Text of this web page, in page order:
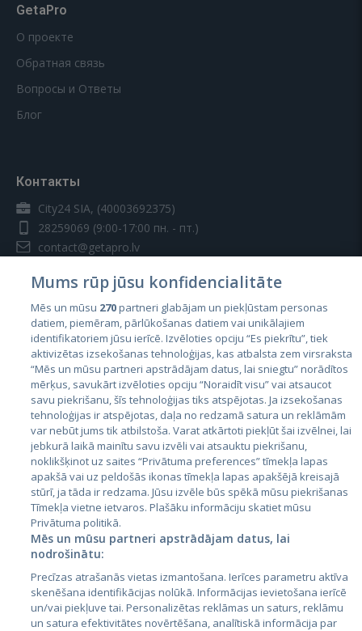
GetaPro
О проекте
Обратная связь
Вопросы и Ответы
Блог
Контакты
City24 SIA, (40003692375)
28259069 (9:00-17:00 пн. - пт.)
contact@getapro.lv
Страны
Эстония
Латвия
Литва
City24.lv
City24.ee
GetaPro.lv
CVbankas.lt
Kainos.lt
Paslaugos.lt
Mums rūp jūsu konfidencialitāte
Mēs un mūsu 270partneri glabājam un piekļūstam personas
datiem, piemēram, pārlūkošanas datiem vai unikālajiem
identifikatoriem jūsu ierīcē. Izvēloties opciju “Es piekrītu”, tiek
aktivizētas izsekošanas tehnoloģijas, kas atbalsta zem virsraksta
“Mēs un mūsu partneri apstrādājam datus, lai sniegtu” norādītos
mērķus, savukārt izvēloties opciju “Noraidīt visu” vai atsaucot
savu piekrišanu, šīs tehnoloģijas tiks atspējotas. Ja izsekošanas
tehnoloģijas ir atspējotas, daļa no redzamā satura un reklāmām
var nebūt jums tik atbilstoša. Varat atkārtoti piekļūt šai izvēlnei, lai
jebkurā laikā mainītu savu izvēli vai atsauktu piekrišanu,
noklikšķinot uz saites “Privātuma preferences” tīmekļa lapas
apakšā vai uz peldošās ikonas tīmekļa lapas apakšējā kreisajā
stūrī, ja tāda ir redzama. Jūsu izvēle būs spēkā mūsu piekrišanas
Tīmekļa vietne ietvaros. Plašāku informāciju skatiet mūsu
Privātuma politikā.
Mēs un mūsu partneri apstrādājam datus, lai
nodrošinātu:
Precīzas atrašanās vietas izmantošana. Ierīces parametru aktīva
skenēšana identifikācijas nolūkā. Informācijas ievietošana ierīcē
un/vai piekļuve tai. Personalizētas reklāmas un saturs, reklāmu
un satura efektivitātes novērtēšana, analītiskā informācija par